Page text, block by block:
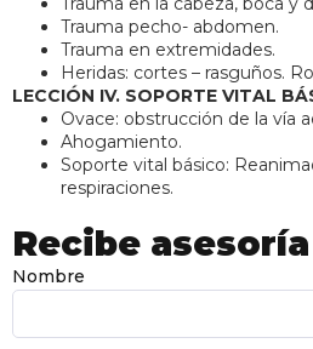
Trauma pecho- abdomen.
Trauma en extremidades.
Heridas: cortes – rasguños.
LECCIÓN IV. SOPORTE VITAL
Ovace: obstrucción de la vía
Ahogamiento.
Soporte vital básico:
respiraciones.
Recibe asesoría
Nombre